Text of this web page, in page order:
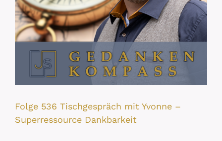
Folge 536 Tischgespräch mit Yvonne –
Superressource Dankbarkeit